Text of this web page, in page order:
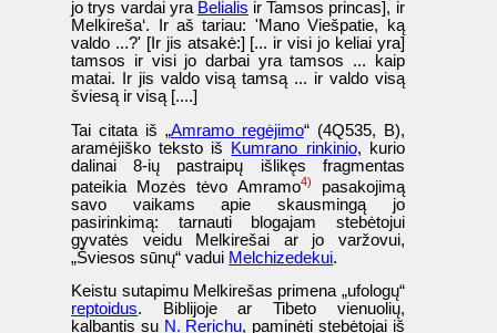
jo trys vardai yra Belialis ir Tamsos princas], ir
Melkireša‘. Ir aš tariau: 'Mano Viešpatie, ką
valdo ...?' [Ir jis atsakė:] [... ir visi jo keliai yra]
tamsos ir visi jo darbai yra tamsos ... kaip
matai. Ir jis valdo visą tamsą ... ir valdo visą
šviesą ir visą [....]
Tai citata iš „Amramo regėjimo“ (4Q535, B),
aramėjiško teksto iš Kumrano rinkinio, kurio
dalinai 8-ių pastraipų išlikęs fragmentas
pateikia Mozės tėvo Amramo4)
pasakojimą
savo vaikams apie skausmingą jo
pasirinkimą: tarnauti blogajam stebėtojui
gyvatės veidu Melkirešai ar jo varžovui,
„Šviesos sūnų“ vadui Melchizedekui.
Keistu sutapimu Melkirešas primena „ufologų“
reptoidus. Biblijoje ar Tibeto vienuolių,
kalbantis su N. Rerichu, paminėti stebėtojai iš